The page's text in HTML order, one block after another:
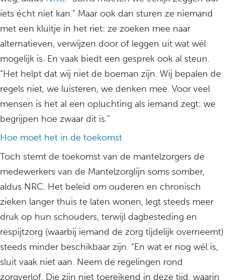
iets écht niet kan.” Maar ook dan sturen ze niemand
met een kluitje in het riet: ze zoeken mee naar
alternatieven, verwijzen door of leggen uit wat wél
mogelijk is. En vaak biedt een gesprek ook al steun.
“Het helpt dat wij niet de boeman zijn. Wij bepalen de
regels niet, we luisteren, we denken mee. Voor veel
mensen is het al een opluchting als iemand zegt: we
begrijpen hoe zwaar dit is.”
Hoe moet het in de toekomst
Toch stemt de toekomst van de mantelzorgers de
medewerkers van de Mantelzorglijn soms somber,
aldus NRC. Het beleid om ouderen en chronisch
zieken langer thuis te laten wonen, legt steeds meer
druk op hun schouders, terwijl dagbesteding en
respijtzorg (waarbij iemand de zorg tijdelijk overneemt)
steeds minder beschikbaar zijn. “En wat er nog wél is,
sluit vaak niet aan. Neem de regelingen rond
zorgverlof. Die zijn niet toereikend in deze tijd, waarin